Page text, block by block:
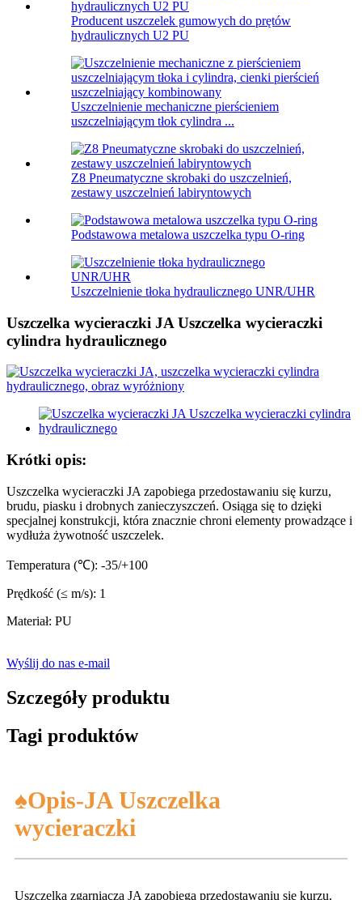
Producent uszczelek gumowych do prętów
hydraulicznych U2 PU
Uszczelnienie mechaniczne pierścieniem
uszczelniającym tłok cylindra ...
Z8 Pneumatyczne skrobaki do uszczelnień,
zestawy uszczelnień labiryntowych
Podstawowa metalowa uszczelka typu O-ring
Uszczelnienie tłoka hydraulicznego UNR/UHR
Uszczelka wycieraczki JA Uszczelka wycieraczki
cylindra hydraulicznego
Krótki opis:
Uszczelka wycieraczki JA zapobiega przedostawaniu się kurzu,
brudu, piasku i drobnych zanieczyszczeń. Osiąga się to dzięki
specjalnej konstrukcji, która znacznie chroni elementy prowadzące i
wydłuża żywotność uszczelek.
Temperatura (℃): -35/+100
Prędkość (≤ m/s): 1
Materiał: PU
Wyślij do nas e-mail
Szczegóły produktu
Tagi produktów
♠Opis-JA Uszczelka
wycieraczki
Uszczelka zgarniacza JA zapobiega przedostawaniu się kurzu,